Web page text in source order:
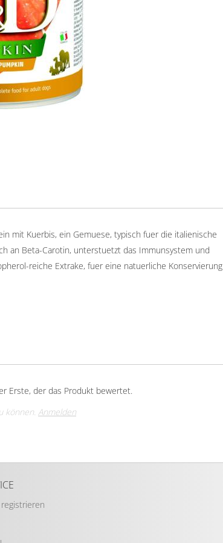
mit Kuerbis, ein Gemuese, typisch fuer die italienische
an Beta-Carotin, unterstuetzt das Immunsystem und
reiche Extrake, fuer eine natuerliche Konservierung
Erste, der das Produkt bewertet.
können. Anmelden